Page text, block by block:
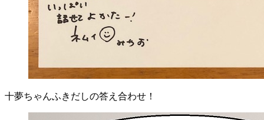
十夢ちゃんふきだしの答え合わせ！